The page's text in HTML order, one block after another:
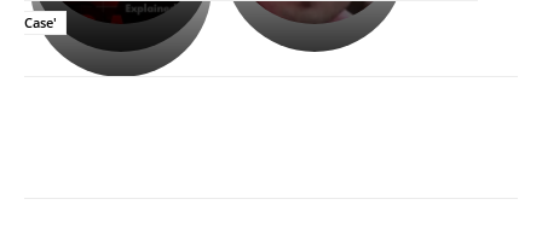
హీరోయిన్‏గా
శ్రీనిధి
ఉపాసన..
పాపం
రామ్
Case'